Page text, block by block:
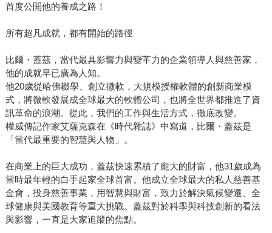
首度公開他的養成之路！
所有超凡成就，都有開始的路徑
比爾・蓋茲，當代最具影響力與變革力的企業領導人與慈善家，
他的成就早已廣為人知。
他20歲從哈佛輟學、創立微軟，大規模授權軟體的創新商業模
式，將微軟發展成全球最大的軟體公司，也將全世界都推進了資
訊革命的浪潮。從此，我們的工作與生活方式，徹底改變。
權威傳記作家艾薩克森在《時代雜誌》中寫道，比爾・蓋茲是
「當代最重要的智慧與人物」。
在商業上的巨大成功，蓋茲快速累積了龐大的財富，他31歲成為
當時最年輕的白手起家全球首富。他成立全球最大的私人慈善基
金會，投身慈善事業，用智慧與財富，致力於解決氣候變遷、全
球健康與美國教育等重大挑戰。蓋茲對於科學與科技創新的看法
與影響，一直是大家追蹤的焦點。